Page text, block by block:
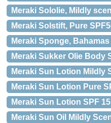
Meraki Sololie, Mildly
Meraki Solstift, Pure
Meraki Sponge, Bahamas
Meraki Sukker Olie Body
Meraki Sun Lotion Mildly
Meraki Sun Lotion Pure
Meraki Sun Lotion SPF 15
Meraki Sun Oil Mildly